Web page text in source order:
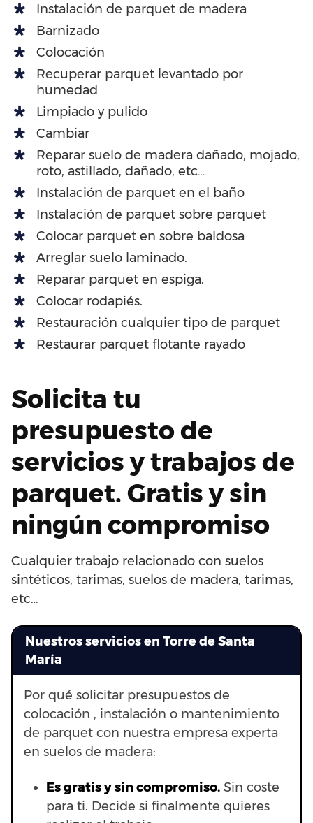
Instalación de parquet de madera
Barnizado
Colocación
Recuperar parquet levantado por
humedad
Limpiado y pulido
Cambiar
Reparar suelo de madera dañado, mojado,
roto, astillado, dañado, etc…
Instalación de parquet en el baño
Instalación de parquet sobre parquet
Colocar parquet en sobre baldosa
Arreglar suelo laminado.
Reparar parquet en espiga.
Colocar rodapiés.
Restauración cualquier tipo de parquet
Restaurar parquet flotante rayado
Solicita tu
presupuesto de
servicios y trabajos de
parquet. Gratis y sin
ningún compromiso
Cualquier trabajo relacionado con suelos
sintéticos, tarimas, suelos de madera, tarimas,
etc…
Nuestros servicios en Torre de Santa
María
Por qué solicitar presupuestos de
colocación , instalación o mantenimiento
de parquet con nuestra empresa experta
en suelos de madera:
Es gratis y sin compromiso. Sin coste
para ti. Decide si finalmente quieres